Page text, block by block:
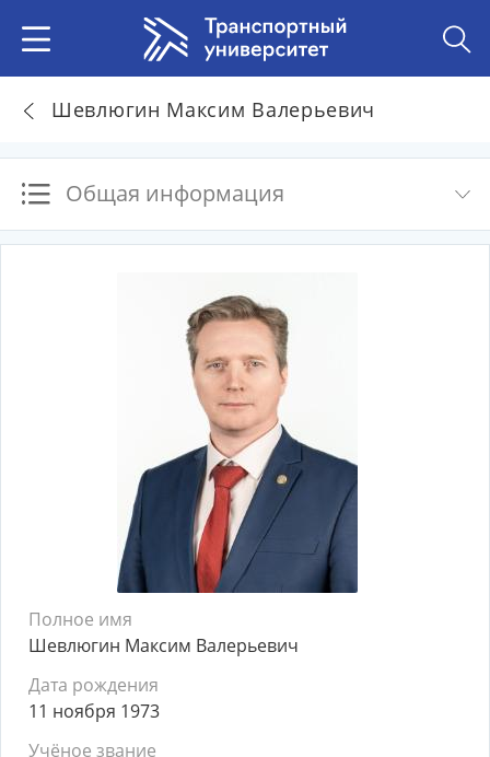
Шевлюгин Максим Валерьевич
Общая информация
Полное имя
Шевлюгин Максим Валерьевич
Дата рождения
11 ноября 1973
Учёное звание